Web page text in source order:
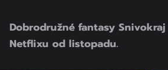
Dobrodružné fantasy Snivokraj
Netflixu od listopadu.